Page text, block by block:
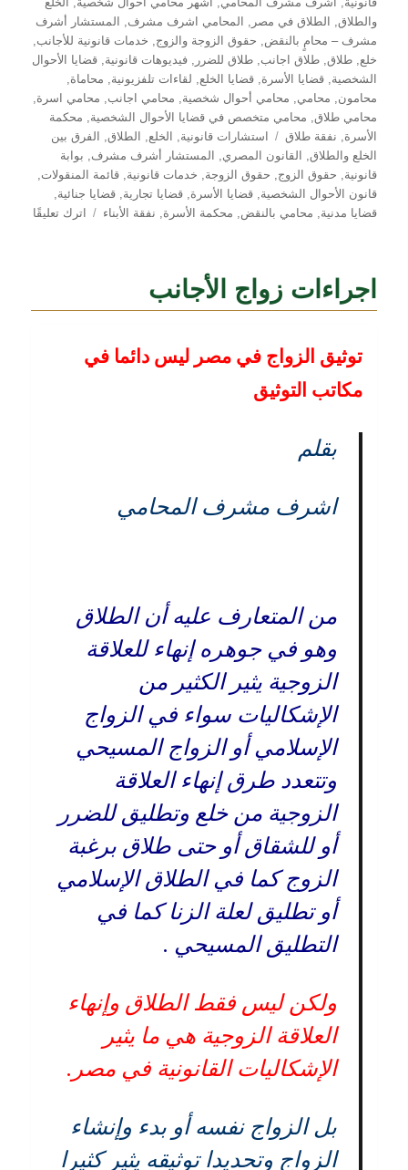
والطلاق الطلاق في مصر المحامي اشرف مشرف
المستشار أشرف
مشرف – محامٍ بالنقض
حقوق الزوجة والزوج خدمات قانونية للأجانب
خلع ,طلاق ,طلاق اجانب ,طلاق للضرر ,فيديوهات قانونية ,قضايا الأحوال
الشخصية ,قضايا الأسرة ,قضايا الخلع لقاءات تلفزيونية محاماة
محامون
محامي محامي أحوال شخصية محامي اجانب محامي اسرة
محامي طلاق محامي متخصص في قضايا الأحوال الشخصية
محكمة
الأسرة
نفقة طلاق الوسوم
استشارات قانونية الخلع الطلاق الفرق بين
الخلع والطلاق القانون المصري المستشار أشرف مشرف
بوابة
قانونية
حقوق الزوج حقوق الزوجة خدمات قانونية ,قائمة المنقولات
قانون الأحوال الشخصية ,قضايا الأسرة ,قضايا تجارية ,قضايا جنائية
قضايا مدنية
محامي بالنقض محكمة الأسرة نفقة الأبناء اترك تعليقًا
توضيح
اجراءات زواج الأجانب
توثيق الزواج في مصر ليس دائما في
مكاتب التوثيق
بقلم
اشرف مشرف المحامي
من المتعارف عليه أن الطلاق
وهو في جوهره إنهاء للعلاقة
الزوجية يثير الكثير من
الإشكاليات سواء في الزواج
الإسلامي أو الزواج المسيحي
وتتعدد طرق إنهاء العلاقة
الزوجية من خلع وتطليق للضرر
أو للشقاق أو حتى طلاق برغبة
الزوج كما في الطلاق الإسلامي
أو تطليق لعلة الزنا كما في
التطليق المسيحي .
ولكن ليس فقط الطلاق وإنهاء
العلاقة الزوجية هي ما يثير
الإشكاليات القانونية في مصر.
بل الزواج نفسه أو بدء وإنشاء
الزواج وتحديدا توثيقه يثير كثيرا